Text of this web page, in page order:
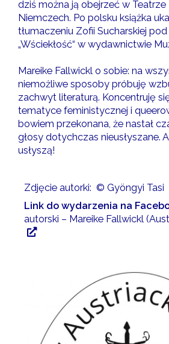
dziś można ją obejrzeć w
Niemczech. Po polsku książka
tłumaczeniu Zofii Sucharskiej
„Wściekłość“ w wydawnictwie
Mareike Fallwickl o sobie: na
niemożliwe sposoby próbuję
zachwyt literaturą. Koncentruję
tematyce feministycznej i
bowiem przekonana, że nastał
głosy dotychczas nieusłyszane.
usłyszą!
Zdjęcie autorki: © Gyöngyi Tasi
Link do wydarzenia na
autorski – Mareike Fallwickl